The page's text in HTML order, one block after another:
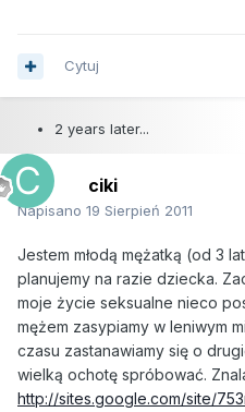
Cytuj
2 years later...
ciki
Napisano 19 Sierpień 2011
Jestem młodą mężatką (od 3
planujemy na razie dziecka.
moje życie seksualne nieco
mężem zasypiamy w leniwym
czasu zastanawiamy się o
wielką ochotę spróbować.
http://sites.google.com/site/